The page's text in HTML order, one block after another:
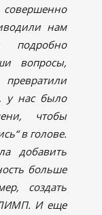
совершенно
нам
подробно
вопросы,
у нас было
чтобы
в голове.
добавить
больше
создать
И еще